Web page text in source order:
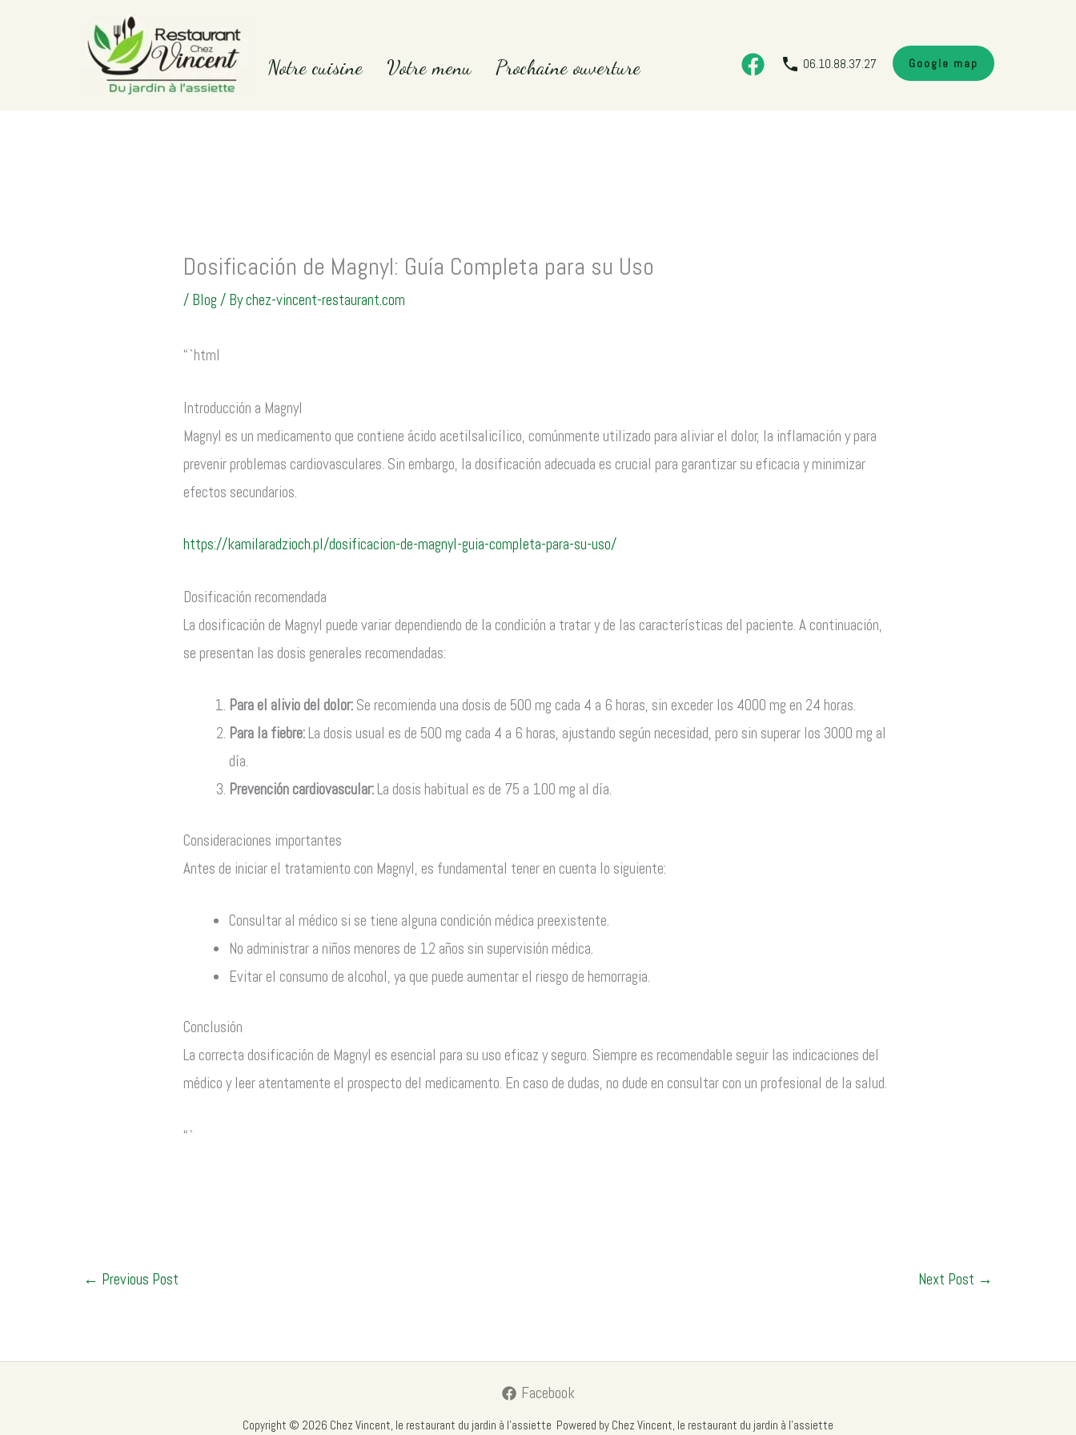
Notre cuisine Votre menu Prochaine ouverture 06.10.88.37.27 Google map
Dosificación de Magnyl: Guía Completa para su Uso
/ Blog / Bychez-vincent-restaurant.com
“`html
Introducción a Magnyl
Magnyl es un medicamento que contiene ácido acetilsalicílico, comúnmente utilizado para aliviar el dolor, la inflamación y para
prevenir problemas cardiovasculares. Sin embargo, la dosificación adecuada es crucial para garantizar su eficacia y minimizar
efectos secundarios.
https://kamilaradzioch.pl/dosificacion-de-magnyl-guia-completa-para-su-uso/
Dosificación recomendada
La dosificación de Magnyl puede variar dependiendo de la condición a tratar y de las características del paciente. A continuación,
se presentan las dosis generales recomendadas:
Para el alivio del dolor:Se recomienda una dosis de 500 mg cada 4 a 6 horas, sin exceder los 4000 mg en 24 horas.
Para la fiebre:La dosis usual es de 500 mg cada 4 a 6 horas, ajustando según necesidad, pero sin superar los 3000 mg al
día.
Prevención cardiovascular:La dosis habitual es de 75 a 100 mg al día.
Consideraciones importantes
Antes de iniciar el tratamiento con Magnyl, es fundamental tener en cuenta lo siguiente:
Consultar al médico si se tiene alguna condición médica preexistente.
No administrar a niños menores de 12 años sin supervisión médica.
Evitar el consumo de alcohol, ya que puede aumentar el riesgo de hemorragia.
Conclusión
La correcta dosificación de Magnyl es esencial para su uso eficaz y seguro. Siempre es recomendable seguir las indicaciones del
médico y leer atentamente el prospecto del medicamento. En caso de dudas, no dude en consultar con un profesional de la salud.
“`
← Previous Post Next Post →
Facebook
Copyright © 2026 Chez Vincent, le restaurant du jardin à l'assiette Powered by Chez Vincent, le restaurant du jardin à l'assiette